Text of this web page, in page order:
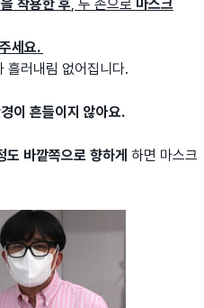
착용한 후, 두 손으로 마스크
세요.
흘러내림 없어집니다.
이 흔들이지 않아요.
바깥쪽으로 향하게 하면 마스크